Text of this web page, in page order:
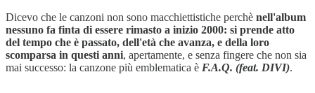
Dicevo che le canzoni non sono macchiettistiche perchè nell'album
nessuno fa finta di essere rimasto a inizio 2000: si prende atto
del tempo che è passato, dell'età che avanza, e della loro
scomparsa in questi anni, apertamente, e senza fingere che non sia
mai successo: la canzone più emblematica è F.A.Q. (feat. DIVI).